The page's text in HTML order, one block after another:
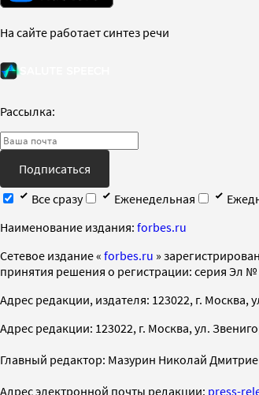
На сайте работает синтез речи
Рассылка:
Подписаться
Все сразу
Еженедельная
Наименование издания: forbes.ru
Cетевое издание « forbes.ru »
принятия решения о регистрации: серия Эл №
Адрес редакции, издателя: 123022, г. Москва,
Адрес редакции: 123022, г. Москва, ул.
Главный редактор: Мазурин Николай
Адрес электронной почты редакции: press-